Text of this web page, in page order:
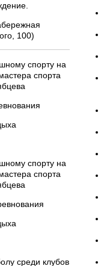
100)
спорту на
спорта
спорту на
спорта
среди клубов